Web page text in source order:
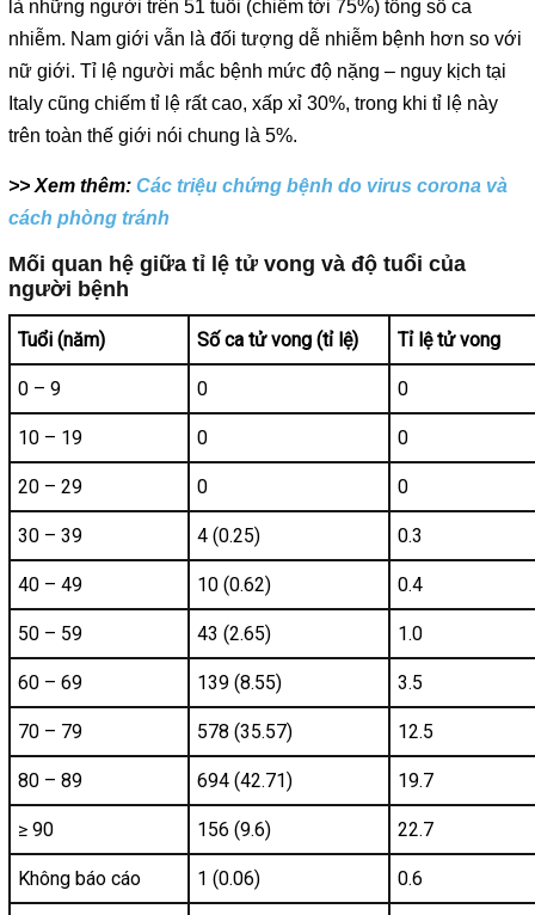
là những người trên 51 tuổi (chiếm tới 75%) tổng số ca
nhiễm. Nam giới vẫn là đối tượng dễ nhiễm bệnh hơn so với
nữ giới. Tỉ lệ người mắc bệnh mức độ nặng – nguy kịch tại
Italy cũng chiếm tỉ lệ rất cao, xấp xỉ 30%, trong khi tỉ lệ này
trên toàn thế giới nói chung là 5%.
>> Xem thêm: Các triệu chứng bệnh do virus corona và
cách phòng tránh
Mối quan hệ giữa tỉ lệ tử vong và độ tuổi của
người bệnh
Tuổi (năm) Số ca tử vong (tỉ lệ) Tỉ lệ tử vong
0 – 9 0 0
10 – 19 0 0
20 – 29 0 0
30 – 39 4 (0.25) 0.3
40 – 49 10 (0.62) 0.4
50 – 59 43 (2.65) 1.0
60 – 69 139 (8.55) 3.5
70 – 79 578 (35.57) 12.5
80 – 89 694 (42.71) 19.7
≥ 90 156 (9.6) 22.7
Không báo cáo 1 (0.06) 0.6